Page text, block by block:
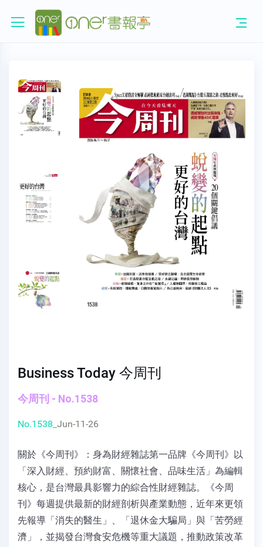
Business Today 今周刊
今周刊 - No.1538
No.1538_ Jun-11-26
關於《今周刊》：身為財經雜誌第一品牌《今周刊》以
「深入財經、預約財富、關懷社會、品味生活」為編輯
核心，是台灣最具影響力的綜合性財經雜誌。《今周
刊》每週提供最新的財經剖析與產業動態，近年來更領
先報導「消失的醫生」、「退休金大騙局」與「苦勞經
濟」，並揭發台灣食安危機等重大議題，推動政策改革